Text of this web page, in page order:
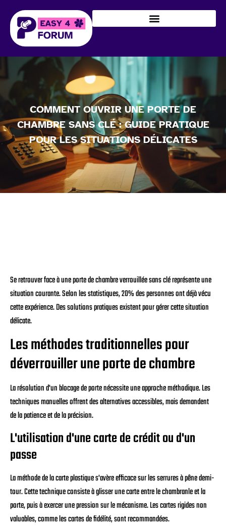
COMMENT OUVRIR UNE PORTE DE
CHAMBRE SANS CLÉ : GUIDE PRATIQUE
POUR LES SITUATIONS DÉLICATES
Se retrouver face à une porte de chambre verrouillée sans clé représente une
situation courante. Selon les statistiques, 20% des personnes ont déjà vécu
cette expérience. Des solutions pratiques existent pour gérer cette situation
délicate.
Les méthodes traditionnelles pour
déverrouiller une porte de chambre
La résolution d'un blocage de porte nécessite une approche méthodique. Les
techniques manuelles offrent des alternatives accessibles, mais demandent
de la patience et de la précision.
L'utilisation d'une carte de crédit ou d'un
passe
La méthode de la carte plastique s'avère efficace sur les serrures à pêne demi-
tour. Cette technique consiste à glisser une carte entre le chambranle et la
porte, puis à exercer une pression sur le mécanisme. Les cartes rigides non
valuables, comme les cartes de fidélité, sont recommandées.